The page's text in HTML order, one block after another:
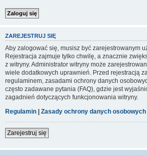
ZAREJESTRUJ SIĘ
Aby zalogować się, musisz być zarejestrowanym
Rejestracja zajmuje tylko chwilę, a znacznie
z witryny. Administrator witryny może
wiele dodatkowych uprawnień. Przed rejestracją
regulaminem, zasadami ochrony danych
często zadawane pytania (FAQ), gdzie jest
zagadnień dotyczących funkcjonowania witryny.
Regulamin | Zasady ochrony danych osobowych
Zarejestruj się